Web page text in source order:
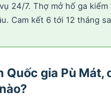
24/7. Thợ mở hố ga
Cam kết 6 tới 12 tháng
Quốc gia Pù